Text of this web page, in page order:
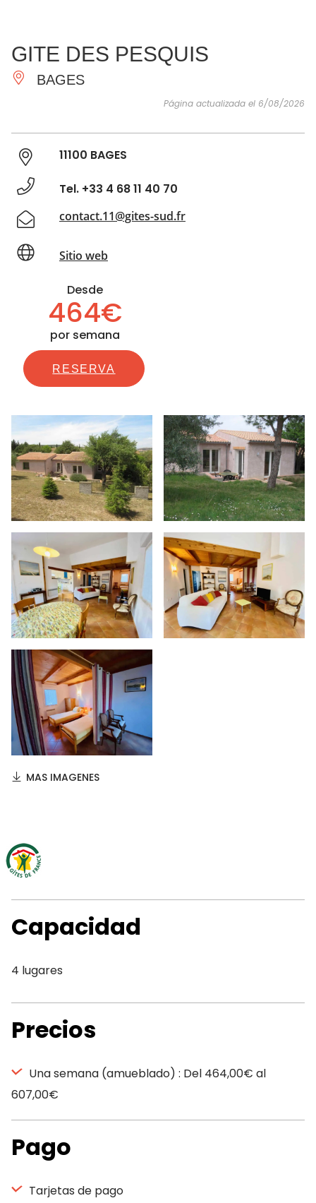
IMPRESCINDIBLES
HACER
INSPIRACIONES
GITE DES PESQUIS
BAGES
Página actualizada el 6/08/2026
11100 BAGES
Tel. +33 4 68 11 40 70
contact.11@gites-sud.fr
Sitio web
Desde
464€
por semana
RESERVA
MAS IMAGENES
Capacidad
4 lugares
Precios
Una semana (amueblado) : Del 464,00€ al
607,00€
Pago
Tarjetas de pago